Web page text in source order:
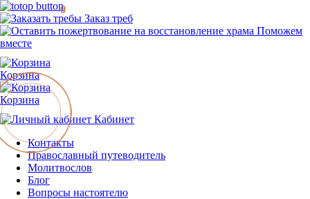
Заказ треб
Поможем
вместе
Корзина
Корзина
0
Кабинет
Контакты
Православный путеводитель
Молитвослов
Блог
Вопросы настоятелю